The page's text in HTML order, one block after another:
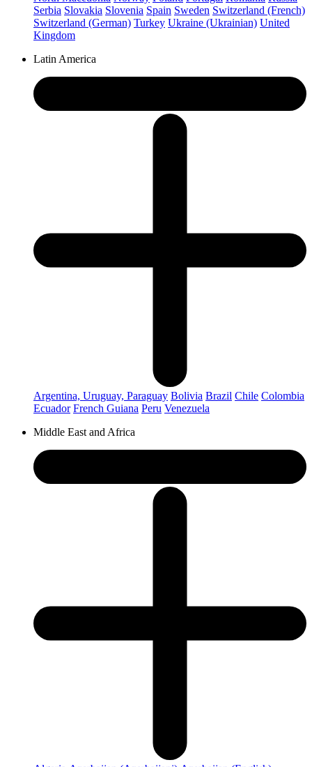
Serbia Slovakia Slovenia Spain Sweden Switzerland (French)
Switzerland (German) Turkey Ukraine (Ukrainian) United
Kingdom
Latin America
Argentina, Uruguay, Paraguay Bolivia Brazil Chile Colombia
Ecuador French Guiana Peru Venezuela
Middle East and Africa